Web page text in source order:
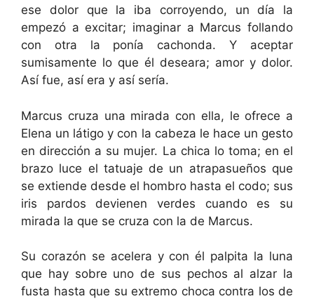
ese dolor que la iba corroyendo, un día la
empezó a excitar; imaginar a Marcus follando
con otra la ponía cachonda. Y aceptar
sumisamente lo que él deseara; amor y dolor.
Así fue, así era y así sería.
Marcus cruza una mirada con ella, le ofrece a
Elena un látigo y con la cabeza le hace un gesto
en dirección a su mujer. La chica lo toma; en el
brazo luce el tatuaje de un atrapasueños que
se extiende desde el hombro hasta el codo; sus
iris pardos devienen verdes cuando es su
mirada la que se cruza con la de Marcus.
Su corazón se acelera y con él palpita la luna
que hay sobre uno de sus pechos al alzar la
fusta hasta que su extremo choca contra los de